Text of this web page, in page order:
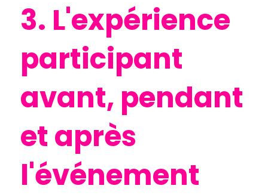
3. L'expérience
participant
avant, pendant
et après
l'événement